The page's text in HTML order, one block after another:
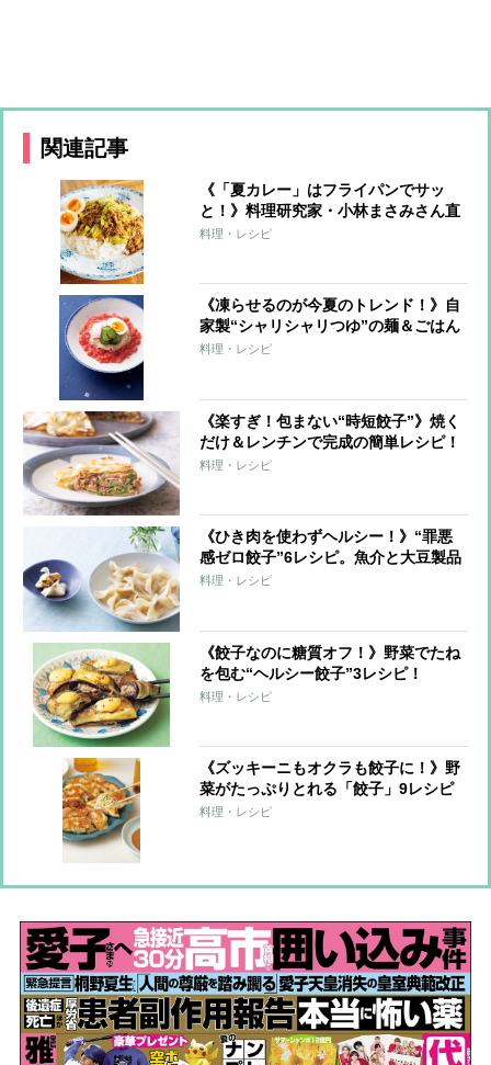
関連記事
《「夏カレー」はフライパンでサッ
と！》料理研究家・小林まさみさん直
伝レシピ
料理・レシピ
《凍らせるのが今夏のトレンド！》自
家製“シャリシャリつゆ”の麺＆ごはん
7レシピ
料理・レシピ
《楽すぎ！包まない“時短餃子”》焼く
だけ＆レンチンで完成の簡単レシピ！
料理・レシピ
《ひき肉を使わずヘルシー！》“罪悪
感ゼロ餃子”6レシピ。魚介と大豆製品
で大満足！
料理・レシピ
《餃子なのに糖質オフ！》野菜でたね
を包む“ヘルシー餃子”3レシピ！
料理・レシピ
《ズッキーニもオクラも餃子に！》野
菜がたっぷりとれる「餃子」9レシピ
料理・レシピ